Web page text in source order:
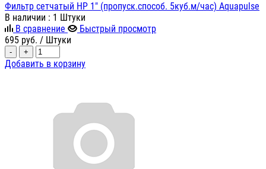
Фильтр сетчатый НР 1" (пропуск.способ. 5куб.м/час) Aquapulse
В наличии : 1 Штуки
В сравнение
Быстрый просмотр
695 руб. / Штуки
- +
Добавить в корзину